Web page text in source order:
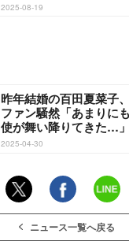
2025-08-19
昨年結婚の百田夏菜子
ファン騒然「あまりに
使が舞い降りてきた…」
2025-04-30
ニュース一覧へ戻る